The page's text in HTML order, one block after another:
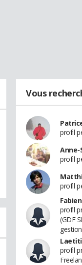
Vous
profil
Anne-
profil
profil
profil
(GDF
gestion
profil